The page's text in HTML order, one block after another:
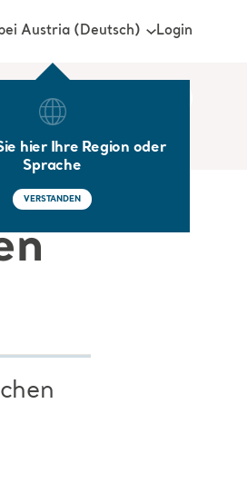
Austria (Deutsch)
hier Ihre Region oder
Sprache
VERSTANDEN
Login